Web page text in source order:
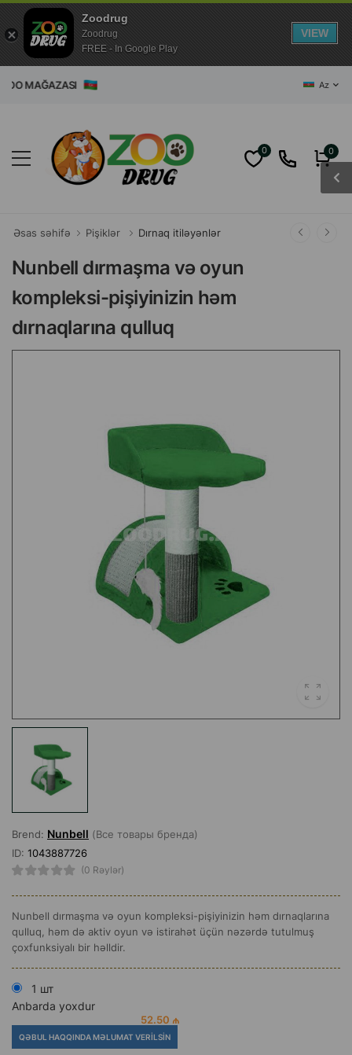
MAĞAZASI Az
0 0
Əsas səhifə Pişiklər Dırnaq itiləyənlər
Nunbell dırmaşma və oyun
kompleksi-pişiyinizin həm
dırnaqlarına qulluq
Brend: Nunbell (Все товары бренда)
ID: 1043887726
(0 Rəylər)
Nunbell dırmaşma və oyun kompleksi-pişiyinizin həm dırnaqlarına
qulluq, həm də aktiv oyun və istirahət üçün nəzərdə tutulmuş
çoxfunksiyalı bir həlldir.
1 шт
Anbarda yoxdur
52.50 ₼
QƏBUL HAQQINDA MƏLUMAT VERILSIN
Zoodrug
Zoodrug
FREE - In Google Play
VIEW